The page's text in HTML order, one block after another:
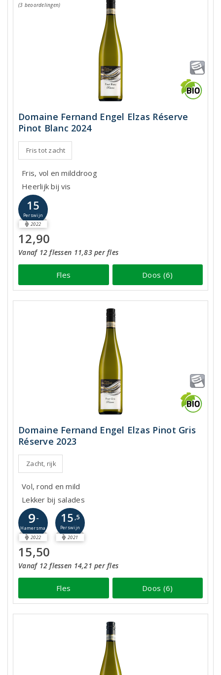
(3 beoordelingen)
Domaine Fernand Engel Elzas Réserve
Pinot Blanc 2024
Fris tot zacht
Fris, vol en milddroog
Heerlijk bij vis
15
Perswijn
2022
12,90
Vanaf 12 flessen 11,83 per fles
Fles Doos (6)
Domaine Fernand Engel Elzas Pinot Gris
Réserve 2023
Zacht, rijk
Vol, rond en mild
Lekker bij salades
9-
Hamersma
2022
15 ,5
Perswijn
2021
15,50
Vanaf 12 flessen 14,21 per fles
Fles Doos (6)